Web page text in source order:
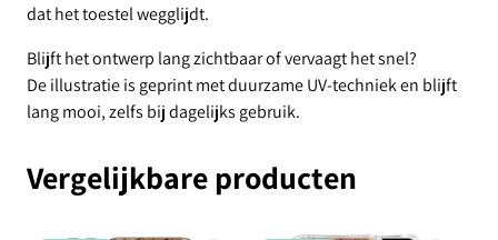
dat het toestel wegglijdt.
Blijft het ontwerp lang zichtbaar of vervaagt het snel?
De illustratie is geprint met duurzame UV-techniek en blijft
lang mooi, zelfs bij dagelijks gebruik.
Vergelijkbare producten